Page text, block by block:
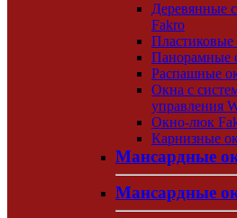
Деревянные
Fakro
Пластиковые
Панорамные
Распашные
Окна с
управления
Окно-люк
Карнизные
Мансардные
Мансардные